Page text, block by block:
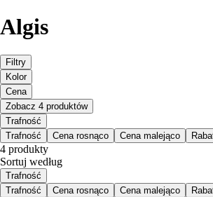
Algis
Filtry
Kolor
Cena
Zobacz 4 produktów
Trafność
Trafność
Cena rosnąco Cena malejąco
4 produkty
Sortuj według
Trafność
Trafność
Cena rosnąco Cena malejąco